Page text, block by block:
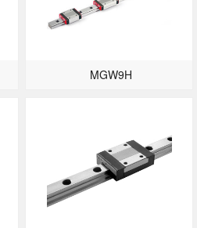
MGW9H